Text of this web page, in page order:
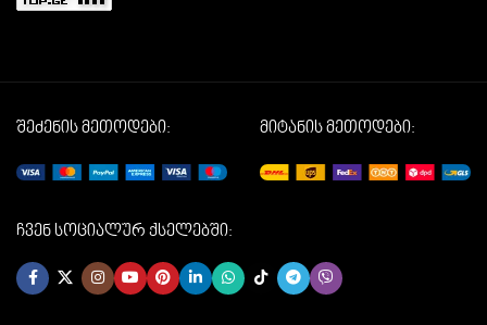
შეძენის მეთოდები: მიტანის მეთოდები:
ჩვენ სოციალურ ქსელებში: